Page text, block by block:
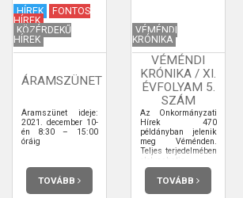
HÍREK
FONTOS
HÍREK
KÖZÉRDEKŰ
HÍREK
ÁRAMSZÜNET
Áramszünet ideje:
2021. december 10-
én 8:30 – 15:00
óráig
TOVÁBB
VÉMÉNDI
KRÓNIKA
VÉMÉNDI
KRÓNIKA / XI.
ÉVFOLYAM 5.
SZÁM
Az Önkormányzati
Hírek 470
példányban jelenik
meg Véménden.
Teljes terjedelmében
elolvashatja.
TOVÁBB